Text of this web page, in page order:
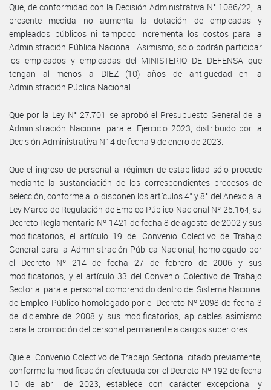
Que, de conformidad con la Decisión Administrativa N° 1086/22, la
presente medida no aumenta la dotación de empleadas y
empleados públicos ni tampoco incrementa los costos para la
Administración Pública Nacional. Asimismo, solo podrán participar
los empleados y empleadas del MINISTERIO DE DEFENSA que
tengan al menos a DIEZ (10) años de antigüedad en la
Administración Pública Nacional.
Que por la Ley N° 27.701 se aprobó el Presupuesto General de la
Administración Nacional para el Ejercicio 2023, distribuido por la
Decisión Administrativa N° 4 de fecha 9 de enero de 2023.
Que el ingreso de personal al régimen de estabilidad sólo procede
mediante la sustanciación de los correspondientes procesos de
selección, conforme a lo disponen los artículos 4° y 8° del Anexo a la
Ley Marco de Regulación de Empleo Público Nacional Nº 25.164, su
Decreto Reglamentario Nº 1421 de fecha 8 de agosto de 2002 y sus
modificatorios, el artículo 19 del Convenio Colectivo de Trabajo
General para la Administración Pública Nacional, homologado por
el Decreto Nº 214 de fecha 27 de febrero de 2006 y sus
modificatorios, y el artículo 33 del Convenio Colectivo de Trabajo
Sectorial para el personal comprendido dentro del Sistema Nacional
de Empleo Público homologado por el Decreto Nº 2098 de fecha 3
de diciembre de 2008 y sus modificatorios, aplicables asimismo
para la promoción del personal permanente a cargos superiores.
Que el Convenio Colectivo de Trabajo Sectorial citado previamente,
conforme la modificación efectuada por el Decreto Nº 192 de fecha
10 de abril de 2023, establece con carácter excepcional y